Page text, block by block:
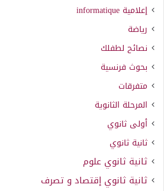
إعلامية informatique
رياضة
نصائح لطفلك
بحوث فرنسية
متفرقات
المرحلة الثانوية
أولى ثانوي
ثانية ثانوي
ثانية ثانوي علوم
ثانية ثانوي إقتصاد و تصرف